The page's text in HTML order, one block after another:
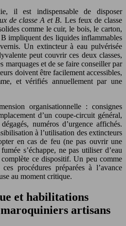
il est indispensable de disposer
de classe A et B. Les feux de classe
comme le cuir, le bois, le carton,
impliquent des liquides inflammables
Un extincteur à eau pulvérisée
peut couvrir ces deux classes,
marquages et de se faire conseiller par
doivent être facilement accessibles,
et vérifiés annuellement par une
organisationnelle : consignes
d’un coupe-circuit général,
numéros d’urgence affichés.
à l’utilisation des extincteurs
en cas de feu (ne pas ouvrir une
s’échappe, ne pas utiliser d’eau
ce dispositif. Un peu comme
procédures préparées à l’avance
au moment critique.
et habilitations
artisans